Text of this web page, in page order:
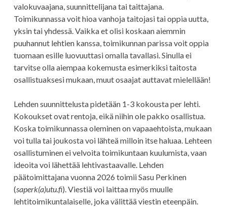
valokuvaajana, suunnittelijana tai taittajana.
Toimikunnassa voit hioa vanhoja taitojasi tai oppia uutta,
yksin tai yhdessä. Vaikka et olisi koskaan aiemmin
puuhannut lehtien kanssa, toimikunnan parissa voit oppia
tuomaan esille luovuuttasi omalla tavallasi. Sinulla ei
tarvitse olla aiempaa kokemusta esimerkiksi taitosta
osallistuaksesi mukaan, muut osaajat auttavat mielellään!
Lehden suunnittelusta pidetään 1-3 kokousta per lehti.
Kokoukset ovat rentoja, eikä niihin ole pakko osallistua.
Koska toimikunnassa oleminen on vapaaehtoista, mukaan
voi tulla tai joukosta voi lähteä milloin itse haluaa. Lehteen
osallistuminen ei velvoita toimikuntaan kuulumista, vaan
ideoita voi lähettää lehtivastaavalle. Lehden
päätoimittajana vuonna 2026 toimii Sasu Perkinen
(saperk(a)utu.fi). Viestiä voi laittaa myös muulle
lehtitoimikuntalaiselle, joka välittää viestin eteenpäin.